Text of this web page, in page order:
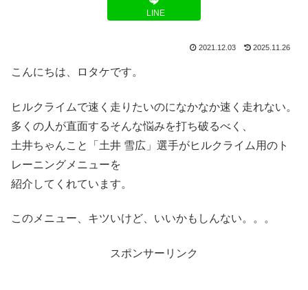
LINE
2021.12.03 2025.11.26
こんにちは、ロタケです。
ヒルクライムで速く走りたいのになかなか速く走れない。
多くの人が直面するそんな悩みを打ち破るべく、
土井ちゃんこと「土井 雪広」選手がヒルクライム用のト
レーニングメニューを
紹介してくれています。
このメニュー、キツいけど、いいかもしんない。。。
スポンサーリンク